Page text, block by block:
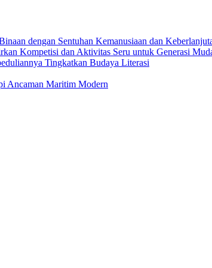
dengan Sentuhan Kemanusiaan dan
Kompetisi dan Aktivitas Seru untuk Generasi
Tingkatkan Budaya Literasi
Ancaman Maritim Modern